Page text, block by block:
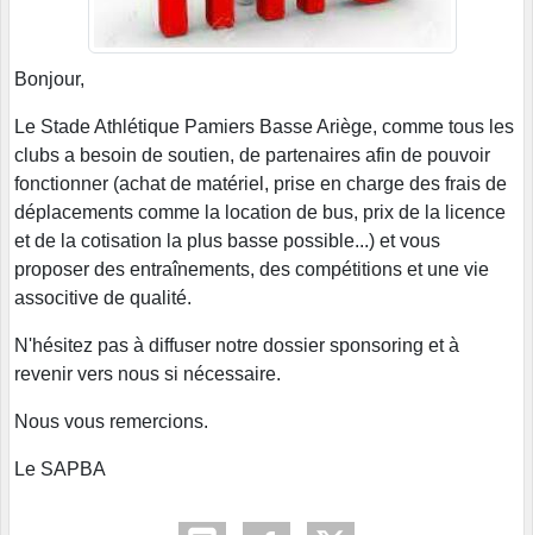
Bonjour,
Le Stade Athlétique Pamiers Basse Ariège, comme tous les
clubs a besoin de soutien, de partenaires afin de pouvoir
fonctionner (achat de matériel, prise en charge des frais de
déplacements comme la location de bus, prix de la licence
et de la cotisation la plus basse possible...) et vous
proposer des entraînements, des compétitions et une vie
associtive de qualité.
N'hésitez pas à diffuser notre dossier sponsoring et à
revenir vers nous si nécessaire.
Nous vous remercions.
Le SAPBA